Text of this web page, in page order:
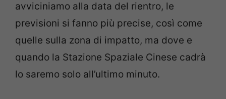
avviciniamo alla data del rientro, le
previsioni si fanno più precise, così come
quelle sulla zona di impatto, ma dove e
quando la Stazione Spaziale Cinese cadrà
lo saremo solo all’ultimo minuto.